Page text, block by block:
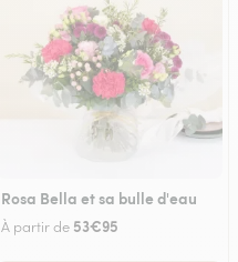
Rosa Bella et sa bulle d'eau
À partir de 53€95